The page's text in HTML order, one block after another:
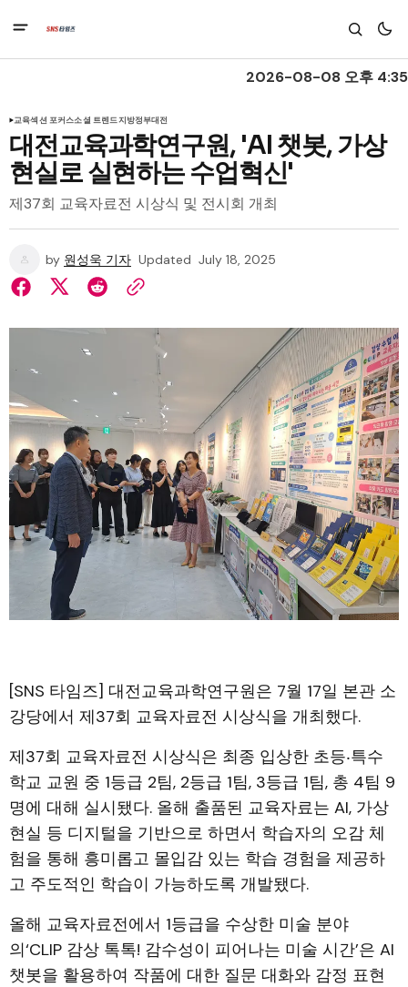
2026-08-08 오후 4:35
교육섹션 포커스소셜 트렌드지방정부대전
대전교육과학연구원, 'AI 챗봇, 가상
현실로 실현하는 수업혁신'
제37회 교육자료전 시상식 및 전시회 개최
by 원성욱 기자 Updated July 18, 2025
[SNS 타임즈] 대전교육과학연구원은 7월 17일 본관 소
강당에서 제37회 교육자료전 시상식을 개최했다.
제37회 교육자료전 시상식은 최종 입상한 초등‧특수
학교 교원 중 1등급 2팀, 2등급 1팀, 3등급 1팀, 총 4팀 9
명에 대해 실시됐다. 올해 출품된 교육자료는 AI, 가상
현실 등 디지털을 기반으로 하면서 학습자의 오감 체
험을 통해 흥미롭고 몰입감 있는 학습 경험을 제공하
고 주도적인 학습이 가능하도록 개발됐다.
올해 교육자료전에서 1등급을 수상한 미술 분야
의‘CLIP 감상 톡톡! 감수성이 피어나는 미술 시간’은 AI
챗봇을 활용하여 작품에 대한 질문 대화와 감정 표현